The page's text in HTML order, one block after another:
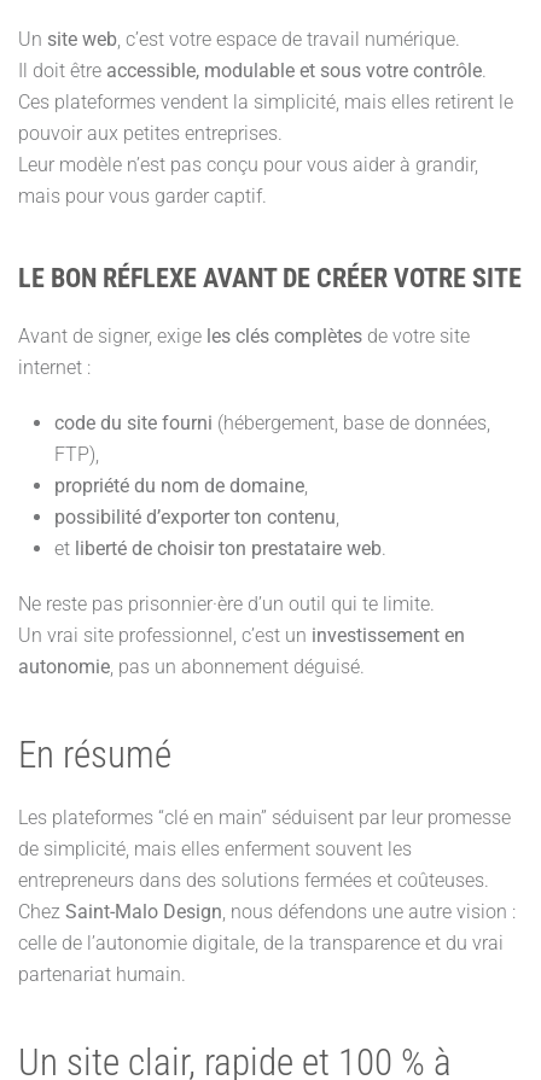
Un site web, c’est votre espace de travail numérique.
Il doit être accessible, modulable et sous votre contrôle.
Ces plateformes vendent la simplicité, mais elles retirent le
pouvoir aux petites entreprises.
Leur modèle n’est pas conçu pour vous aider à grandir,
mais pour vous garder captif.
LE BON RÉFLEXE AVANT DE CRÉER VOTRE SITE
Avant de signer, exige les clés complètes de votre site
internet :
code du site fourni (hébergement, base de données,
FTP),
propriété du nom de domaine,
possibilité d’exporter ton contenu,
et liberté de choisir ton prestataire web.
Ne reste pas prisonnier·ère d’un outil qui te limite.
Un vrai site professionnel, c’est un investissement en
autonomie, pas un abonnement déguisé.
En résumé
Les plateformes “clé en main” séduisent par leur promesse
de simplicité, mais elles enferment souvent les
entrepreneurs dans des solutions fermées et coûteuses.
Chez Saint-Malo Design, nous défendons une autre vision :
celle de l’autonomie digitale, de la transparence et du vrai
partenariat humain.
Un site clair, rapide et 100 % à